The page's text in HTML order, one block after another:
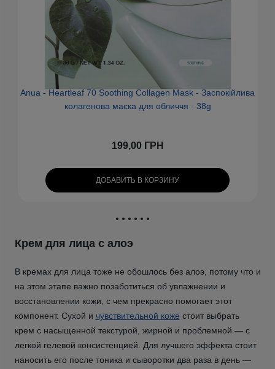
Anua - Heartleaf 70 Soothing Collagen Mask - Заспокійлива
колагенова маска для обличчя - 38g
199,00 ГРН
ДОБАВИТЬ В КОРЗИНУ
Крем для лица с алоэ
В кремах для лица тоже не обошлось без алоэ, потому что и
на этом этапе важно позаботиться об увлажнении и
восстановлении кожи, с чем прекрасно помогает этот
компонент. Сухой и чувствительной коже стоит выбрать
крем с насыщенной текстурой, жирной и проблемной — с
легкой гелевой консистенцией. Для лучшего эффекта стоит
наносить его после тоника и сыворотки два раза в день —